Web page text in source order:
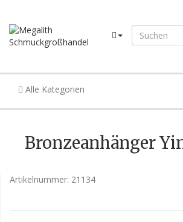
Alle Kategorien
Bronzeanhänger
Artikelnummer: 21134